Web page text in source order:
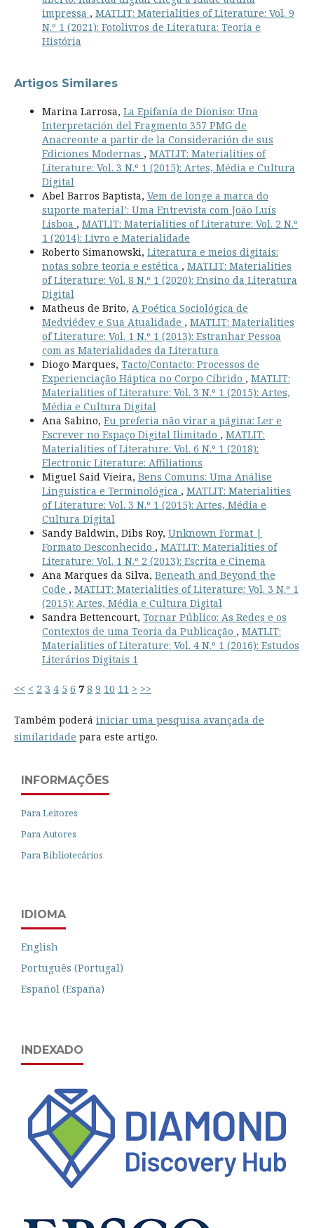
impressa , MATLIT: Materialities of Literature: Vol. 9
N.º 1 (2021): Fotolivros de Literatura: Teoria e
História
Artigos Similares
Marina Larrosa, La Epifanía de Dioniso: Una
Interpretación del Fragmento 357 PMG de
Anacreonte a partir de la Consideración de sus
Ediciones Modernas , MATLIT: Materialities of
Literature: Vol. 3 N.º 1 (2015): Artes, Média e Cultura
Digital
Abel Barros Baptista, Vem de longe a marca do
suporte material’: Uma Entrevista com João Luís
Lisboa , MATLIT: Materialities of Literature: Vol. 2 N.º
1 (2014): Livro e Materialidade
Roberto Simanowski, Literatura e meios digitais:
notas sobre teoria e estética , MATLIT: Materialities
of Literature: Vol. 8 N.º 1 (2020): Ensino da Literatura
Digital
Matheus de Brito, A Poética Sociológica de
Medviédev e Sua Atualidade , MATLIT: Materialities
of Literature: Vol. 1 N.º 1 (2013): Estranhar Pessoa
com as Materialidades da Literatura
Diogo Marques, Tacto/Contacto: Processos de
Experienciação Háptica no Corpo Cíbrido , MATLIT:
Materialities of Literature: Vol. 3 N.º 1 (2015): Artes,
Média e Cultura Digital
Ana Sabino, Eu preferia não virar a página: Ler e
Escrever no Espaço Digital Ilimitado , MATLIT:
Materialities of Literature: Vol. 6 N.º 1 (2018):
Electronic Literature: Affiliations
Miguel Said Vieira, Bens Comuns: Uma Análise
Linguística e Terminológica , MATLIT: Materialities
of Literature: Vol. 3 N.º 1 (2015): Artes, Média e
Cultura Digital
Sandy Baldwin, Dibs Roy, Unknown Format |
Formato Desconhecido , MATLIT: Materialities of
Literature: Vol. 1 N.º 2 (2013): Escrita e Cinema
Ana Marques da Silva, Beneath and Beyond the
Code , MATLIT: Materialities of Literature: Vol. 3 N.º 1
(2015): Artes, Média e Cultura Digital
Sandra Bettencourt, Tornar Público: As Redes e os
Contextos de uma Teoria da Publicação , MATLIT:
Materialities of Literature: Vol. 4 N.º 1 (2016): Estudos
Literários Digitais 1
<< < 2 3 4 5 6 7 8 9 10 11 > >>
Também poderá iniciar uma pesquisa avançada de
similaridade para este artigo.
INFORMAÇÕES
Para Leitores
Para Autores
Para Bibliotecários
IDIOMA
English
Português (Portugal)
Español (España)
INDEXADO